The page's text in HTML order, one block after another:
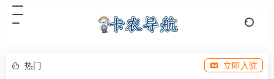
热门 立即入驻